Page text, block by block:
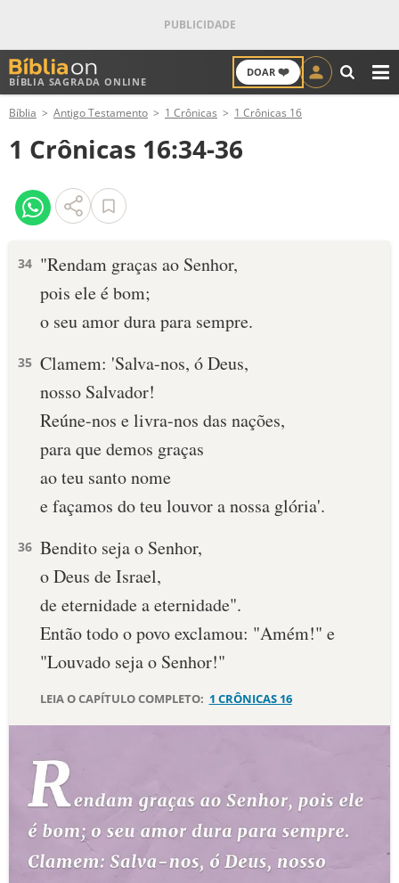
BÍBLIA SAGRADA ONLINE
DOAR ❤️
ANTIGO TESTAMENTO
NOVO TESTAMENTO
VERSÍCULOS
PALAVRA DO DIA
DEVOCIONAL DIÁRIO
10 MANDAMENTOS
ESTUDOS BÍBLICOS
TEMAS
PERGUNTE À BÍBLIA IA
TERMO BÍBLICO JOGOS
QUEM SOMOS
Bíblia Antigo Testamento 1 Crônicas 1 Crônicas 16
1 Crônicas 16:34-36
34 "Rendam graças ao Senhor,
pois ele é bom;
o seu amor dura para sempre.
35 Clamem: 'Salva-nos, ó Deus,
nosso Salvador!
Reúne-nos e livra-nos das nações,
para que demos graças
ao teu santo nome
e façamos do teu louvor a nossa glória'.
36 Bendito seja o Senhor,
o Deus de Israel,
de eternidade a eternidade".
Então todo o povo exclamou: "Amém!" e
"Louvado seja o Senhor!"
LEIA O CAPÍTULO COMPLETO: 1 CRÔNICAS 16